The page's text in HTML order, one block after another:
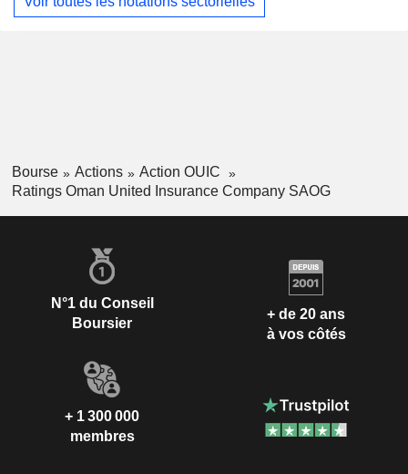
Bourse Actions
Action OUIC
Ratings Oman United Insurance Company SAOG
N°1 du Conseil
Boursier
+ de 20 ans
à vos côtés
+ 1 300 000
membres